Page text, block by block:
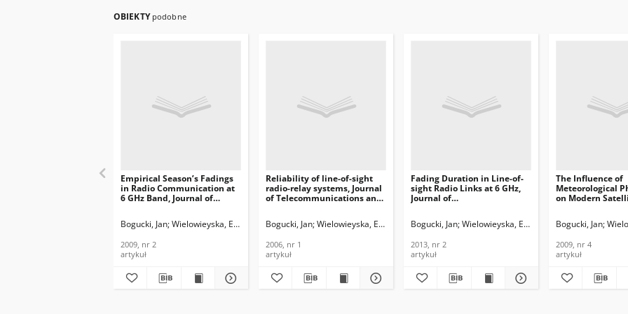
OBIEKTY podobne
Empirical Season’s Fadings
in Radio Communication at
6 GHz Band, Journal of
2009, nr 2
Bogucki, Jan Wielowieyska, Ewa
2009, nr 2
artykuł
Reliability of line-of-sight
radio-relay systems, Journal
of Telecommunications and
Bogucki, Jan Wielowieyska, Ewa
2006, nr 1
artykuł
Fading Duration in Line-of-
sight Radio Links at 6 GHz,
Journal of
2013, nr 2
Bogucki, Jan Wielowieyska, Ewa
2013, nr 2
artykuł
The Influence of
Meteorological
on Modern
Information
Bogucki, Jan
2009, nr 4
artykuł